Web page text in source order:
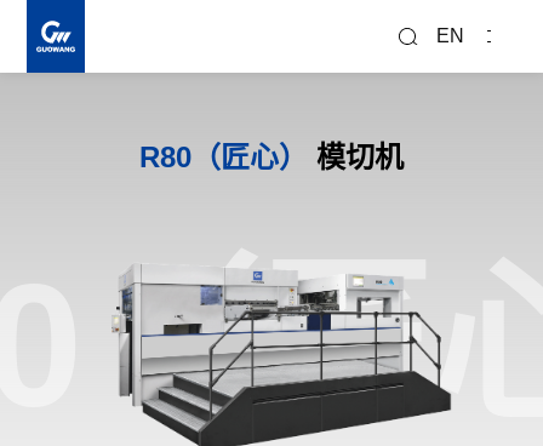
EN
R80（匠心） 模切机
（匠